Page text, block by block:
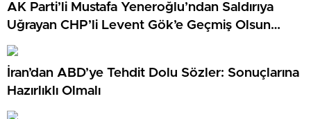
AK Parti’li Mustafa Yeneroğlu’ndan Saldırıya
Uğrayan CHP’li Levent Gök’e Geçmiş Olsun
Ziyareti
İran’dan ABD’ye Tehdit Dolu Sözler: Sonuçlarına
Hazırlıklı Olmalı